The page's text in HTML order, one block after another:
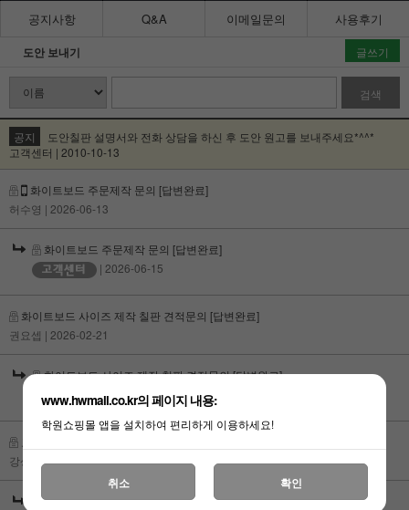
공지사항 Q&A 이메일문의 사용후기
도안 보내기 글쓰기
검색
공지
도안칠판 설명서와 전화 상담을 하신 후 도안 원고를 보내주세요*^^*
고객센터 | 2010-10-13
화이트보드 주문제작 문의 [답변완료]
허수영 | 2026-06-13
화이트보드 주문제작 문의 [답변완료]
| 2026-06-15
화이트보드 사이즈 제작 칠판 견적문의 [답변완료]
권요셉 | 2026-02-21
화이트보드 사이즈 제작 칠판 견적문의[답변완료]
| 2026-03-19
강상용| 2025-11-08
교간 견적 문의[답변완료]
www.hwmall.co.kr의 페이지 내용:
학원쇼핑몰 앱을 설치하여 편리하게 이용하세요!
취소 확인